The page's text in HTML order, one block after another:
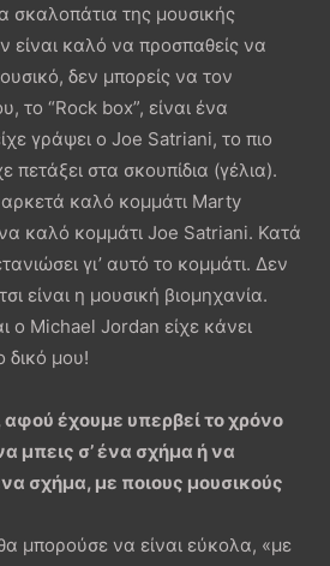
σκαλοπάτια της μουσικής
είναι καλό να προσπαθείς να
δεν μπορείς να τον
το “Rock box”, είναι ένα
γράψει ο Joe Satriani, το πιο
πετάξει στα σκουπίδια (γέλια).
καλό κομμάτι Marty
καλό κομμάτι Joe Satriani. Κατά
γι’ αυτό το κομμάτι. Δεν
είναι η μουσική βιομηχανία.
ο Michael Jordan είχε κάνει
δικό μου!
έχουμε υπερβεί το χρόνο
μπεις σ’ ένα σχήμα ή να
σχήμα, με ποιους μουσικούς
μπορούσε να είναι εύκολα, «με